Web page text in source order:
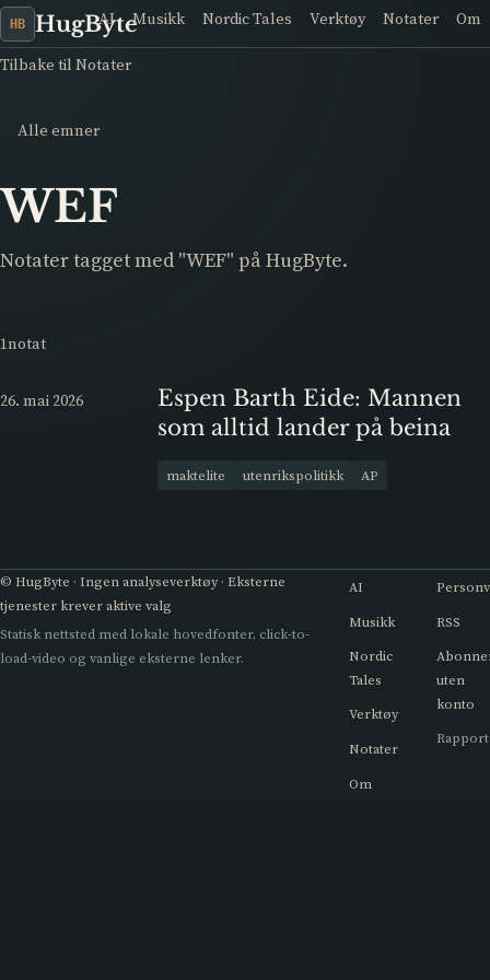
HB HugByte
AI Musikk Nordic Tales Verktøy Notater Om
Tilbake til Notater
Alle emner
WEF
Notater tagget med "WEF" på HugByte.
1notat
26. mai 2026
Espen Barth Eide: Mannen
som alltid lander på beina
maktelite utenrikspolitikk AP
© HugByte · Ingen analyseverktøy · Eksterne
tjenester krever aktive valg
Statisk nettsted med lokale hovedfonter, click-to-
load-video og vanlige eksterne lenker.
AI
Musikk
Nordic
Tales
Verktøy
Notater
Om
RSS
uten
konto